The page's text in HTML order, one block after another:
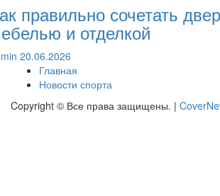
правильно сочетать
и отделкой
20.06.2026
Главная
Новости спорта
Copyright © Все права защищены. |